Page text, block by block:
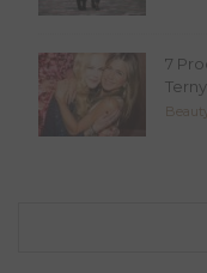
7
Beauty